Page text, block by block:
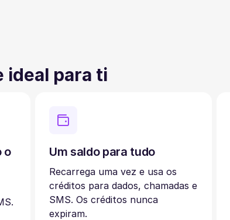
ideal para ti
o
Um saldo para tudo
Recarrega uma vez e usa os
créditos para dados, chamadas e
SMS. Os créditos nunca
expiram.